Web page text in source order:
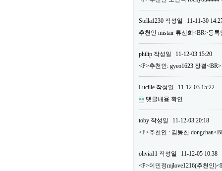
Stella1230 작성일
11-11-30
추천인 mistair 류선희<BR>등
philip 작성일
11-12-03 15:20
<P>추천인: gyeo1623 장결
Lucille 작성일
11-12-03 15:22
댓글내용 확인
toby 작성일
11-12-03 20:18
<P>추천인 : 김동찬
olivia11 작성일
11-12-05 10:38
<P>이민정mjlove1216(추천인